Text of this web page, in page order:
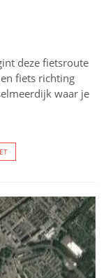
deze fietsroute
fiets richting
waar je